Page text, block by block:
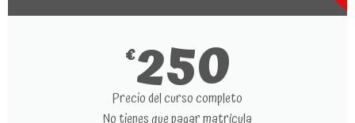
€250
Precio del curso completo